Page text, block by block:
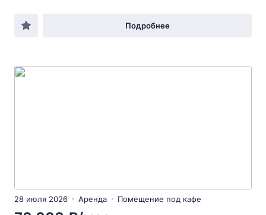
Подробнее
28 июля 2026 Аренда Помещение под кафе